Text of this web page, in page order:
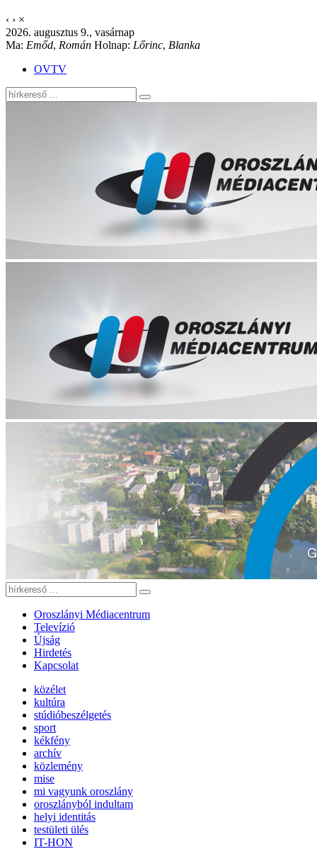
‹ › ×
2026. augusztus 9., vasárnap
Ma: Emőd, Román Holnap: Lőrinc, Blanka
OVTV
Oroszlányi Médiacentrum
Televízió
Újság
Hirdetés
Kapcsolat
közélet
kultúra
stúdióbeszélgetés
sport
kékfény
archív
közlemény
mise
mi vagyunk oroszlány
oroszlányból indultam
helyi identitás
testületi ülés
IT-HON